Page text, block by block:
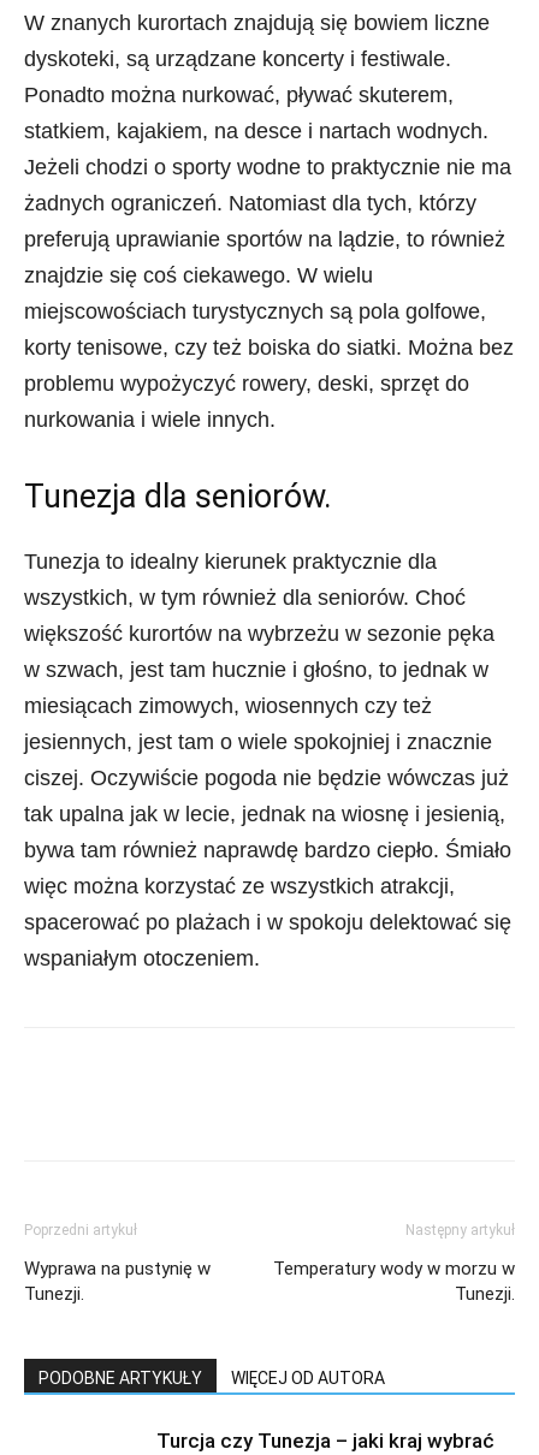
W znanych kurortach znajdują się bowiem liczne
dyskoteki, są urządzane koncerty i festiwale.
Ponadto można nurkować, pływać skuterem,
statkiem, kajakiem, na desce i nartach wodnych.
Jeżeli chodzi o sporty wodne to praktycznie nie ma
żadnych ograniczeń. Natomiast dla tych, którzy
preferują uprawianie sportów na lądzie, to również
znajdzie się coś ciekawego. W wielu
miejscowościach turystycznych są pola golfowe,
korty tenisowe, czy też boiska do siatki. Można bez
problemu wypożyczyć rowery, deski, sprzęt do
nurkowania i wiele innych.
Tunezja dla seniorów.
Tunezja to idealny kierunek praktycznie dla
wszystkich, w tym również dla seniorów. Choć
większość kurortów na wybrzeżu w sezonie pęka
w szwach, jest tam hucznie i głośno, to jednak w
miesiącach zimowych, wiosennych czy też
jesiennych, jest tam o wiele spokojniej i znacznie
ciszej. Oczywiście pogoda nie będzie wówczas już
tak upalna jak w lecie, jednak na wiosnę i jesienią,
bywa tam również naprawdę bardzo ciepło. Śmiało
więc można korzystać ze wszystkich atrakcji,
spacerować po plażach i w spokoju delektować się
wspaniałym otoczeniem.
Poprzedni artykuł
Wyprawa na pustynię w
Tunezji.
Następny artykuł
Temperatury wody w morzu w
Tunezji.
PODOBNE ARTYKUŁY WIĘCEJ OD AUTORA
Turcja czy Tunezja – jaki kraj wybrać